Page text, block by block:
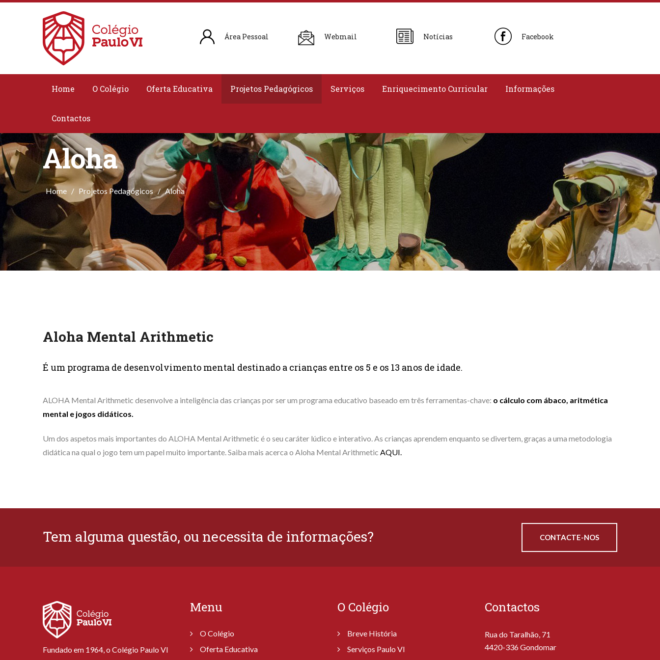
Área Pessoal Webmail Notícias Facebook
Home O Colégio Oferta Educativa Projetos Pedagógicos Serviços Enriquecimento Curricular Informações
Contactos
Aloha
Home / Projetos Pedagógicos/Aloha
Aloha Mental Arithmetic
É um programa de desenvolvimento mental destinado a crianças entre os 5 e os 13 anos de idade.
ALOHA Mental Arithmetic desenvolve a inteligência das crianças por ser um programa educativo baseado em três ferramentas-chave: o cálculo com ábaco, aritmética
mental e jogos didáticos.
Um dos aspetos mais importantes do ALOHA Mental Arithmetic é o seu caráter lúdico e interativo. As crianças aprendem enquanto se divertem, graças a uma metodologia
didática na qual o jogo tem um papel muito importante. Saiba mais acerca o Aloha Mental Arithmetic AQUI.
Tem alguma questão, ou necessita de informações? CONTACTE-NOS
Fundado em 1964, o Colégio Paulo VI
Menu
O Colégio
Oferta Educativa
O Colégio
Breve História
Serviços Paulo VI
Contactos
Rua do Taralhão, 71
4420-336 Gondomar